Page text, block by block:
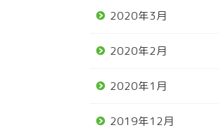
2020年3月
2020年2月
2020年1月
2019年12月